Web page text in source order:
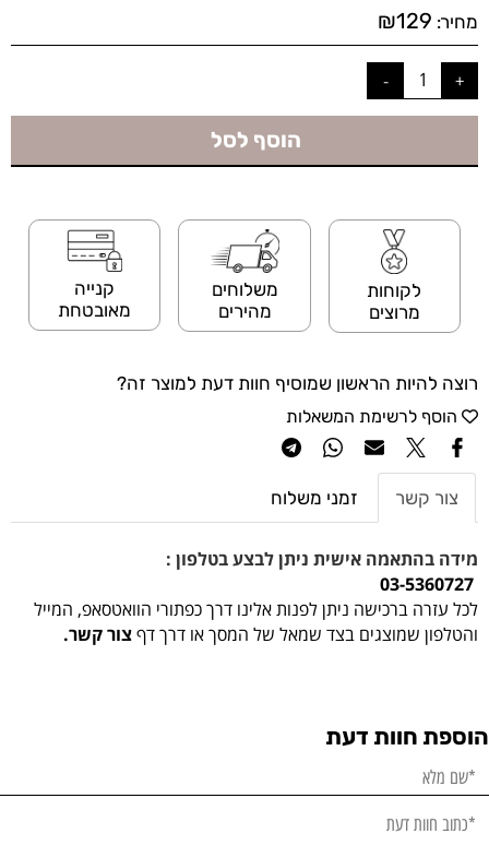
מחיר: ₪129
הוסף לסל
לקוחות
מרוצים
משלוחים
מהירים
קנייה
מאובטחת
רוצה להיות הראשון שמוסיף חוות דעת למוצר זה?
הוסף לרשימת המשאלות
צור קשר זמני משלוח
מידה בהתאמה אישית ניתן לבצע בטלפון :
03-5360727
לכל עזרה ברכישה ניתן לפנות אלינו דרך כפתורי הוואטסאפ, המייל
והטלפון שמוצגים בצד שמאל של המסך או דרך דףצור קשר.
הוספת חוות דעת